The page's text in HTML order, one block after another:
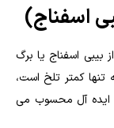
بیبی اسفناج یا برگ
تنها کمتر تلخ است،
ایده آل محسوب می